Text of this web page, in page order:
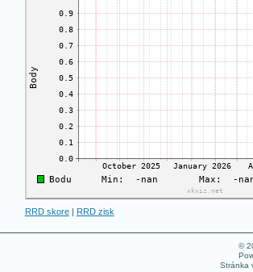
RRD skore| RRD zisk
©
Stránka